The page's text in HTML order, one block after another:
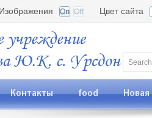
Цвет сайта
Изображения
Контакты food Новая